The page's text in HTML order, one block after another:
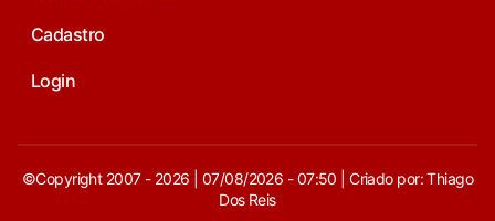
Cadastro
Login
©Copyright 2007 - 2026 | 07/08/2026 - 07:50 | Criado por: Thiago
Dos Reis